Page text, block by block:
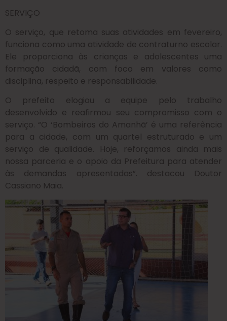
SERVIÇO
O serviço, que retoma suas atividades em fevereiro,
funciona como uma atividade de contraturno escolar.
Ele proporciona às crianças e adolescentes uma
formação cidadã, com foco em valores como
disciplina, respeito e responsabilidade.
O prefeito elogiou a equipe pelo trabalho
desenvolvido e reafirmou seu compromisso com o
serviço. “O ‘Bombeiros do Amanhã’ é uma referência
para a cidade, com um quartel estruturado e um
serviço de qualidade. Hoje, reforçamos ainda mais
nossa parceria e o apoio da Prefeitura para atender
às demandas apresentadas”. destacou Doutor
Cassiano Maia.